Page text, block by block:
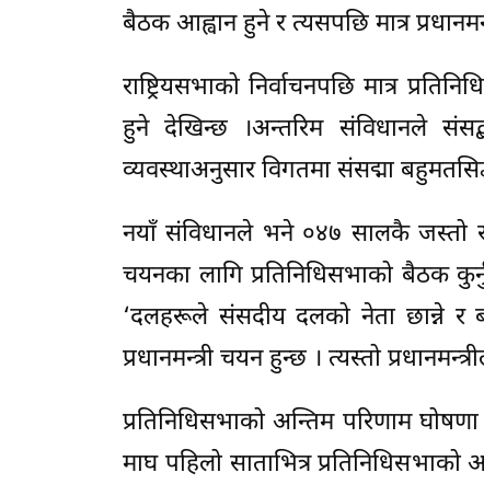
बैठक आह्वान हुने र त्यसपछि मात्र
राष्ट्रियसभाको निर्वाचनपछि मात्र
हुने देखिन्छ ।अन्तरिम संविधानले
व्यवस्थाअनुसार विगतमा संसद्मा
नयाँ संविधानले भने ०४७ सालकै जस्तो
चयनका लागि प्रतिनिधिसभाको बैठक
‘दलहरूले संसदीय दलको नेता छान्ने र
प्रधानमन्त्री चयन हुन्छ । त्यस्तो
प्रतिनिधिसभाको अन्तिम परिणाम
माघ पहिलो साताभित्र